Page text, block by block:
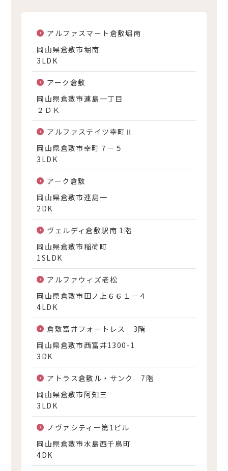
アルファスマート倉敷堀南
岡山県倉敷市堀南
3LDK
アーク倉敷
岡山県倉敷市連島一丁目
２ＤＫ
アルファステイツ幸町Ⅱ
岡山県倉敷市幸町７－５
3LDK
アーク倉敷
岡山県倉敷市連島一
2DK
ヴェルディ倉敷駅南 1階
岡山県倉敷市稲荷町
1SLDK
アルファウィズ老松
岡山県倉敷市田ノ上６６１－４
4LDK
倉敷富井フォートレス 3階
岡山県倉敷市西富井1300-1
3DK
アトラス倉敷ル・サンク 7階
岡山県倉敷市阿知三
3LDK
ノヴァシティー第1ビル
岡山県倉敷市水島西千鳥町
4DK